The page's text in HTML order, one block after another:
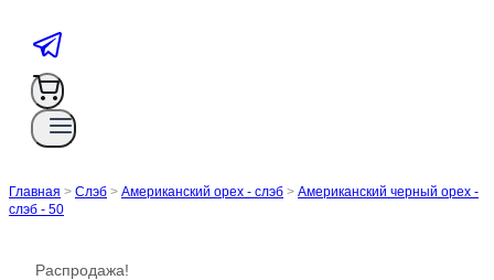
Главная > Слэб > Американский орех - слэб > Американский черный орех -
слэб - 50
Распродажа!